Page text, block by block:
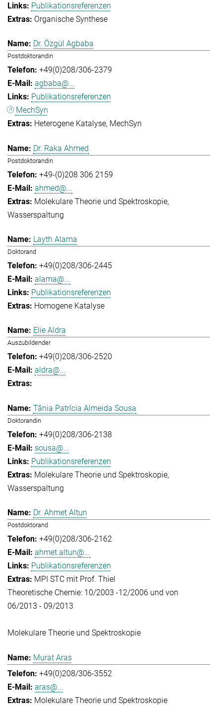
Publikationsreferenzen
Organische Synthese
Dr. Özgül Agbaba
Postdoktorandin
+49(0)208/306-2379
agbaba@...
Publikationsreferenzen
MechSyn
Heterogene Katalyse MechSyn
Dr. Raka Ahmed
Postdoktorandin
+49-(0)208 306 2159
ahmed@...
Molekulare Theorie und Spektroskopie
Wasserspaltung
Layth Alama
Doktorand
+49(0)208/306-2445
alama@...
Publikationsreferenzen
Homogene Katalyse
Elie Aldra
Auszubildender
+49(0)208/306-2520
aldra@...
Tânia Patrícia Almeida Sousa
Doktorandin
+49(0)208/306-2138
sousa@...
Publikationsreferenzen
Molekulare Theorie und Spektroskopie
Wasserspaltung
Dr. Ahmet Altun
Postdoktorand
+49(0)208/306-2162
ahmet.altun@...
Publikationsreferenzen
MPI STC mit Prof. Thiel
Theoretische Chemie: 10/2003 -12/2006 und von
06/2013 - 09/2013
Molekulare Theorie und Spektroskopie
Murat Aras
+49(0)208/306-3552
aras@...
Molekulare Theorie und Spektroskopie